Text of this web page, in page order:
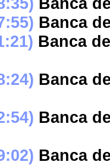
Banca
Banca
Banca
Banca
Banca
Banca